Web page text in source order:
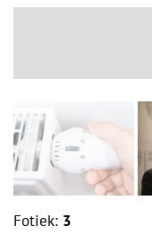
Fotiek: 3